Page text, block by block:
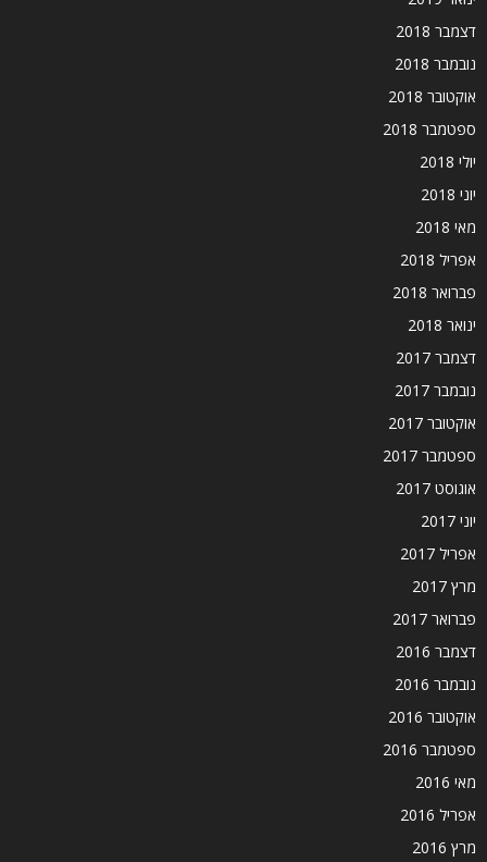
דצמבר 2018
נובמבר 2018
אוקטובר 2018
ספטמבר 2018
יולי 2018
יוני 2018
מאי 2018
אפריל 2018
פברואר 2018
ינואר 2018
דצמבר 2017
נובמבר 2017
אוקטובר 2017
ספטמבר 2017
אוגוסט 2017
יוני 2017
אפריל 2017
מרץ 2017
פברואר 2017
דצמבר 2016
נובמבר 2016
אוקטובר 2016
ספטמבר 2016
מאי 2016
אפריל 2016
מרץ 2016